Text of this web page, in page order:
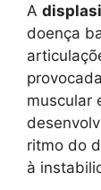
A
doença
muscular
ritmo do
à